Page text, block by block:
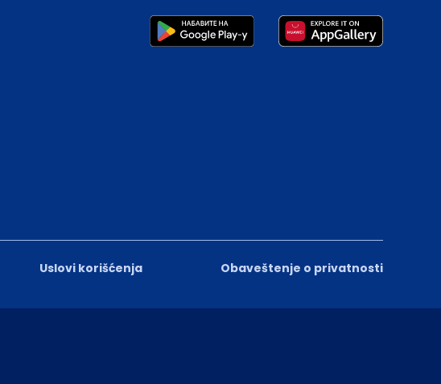
Uslovi korišćenja Obaveštenje o privatnosti